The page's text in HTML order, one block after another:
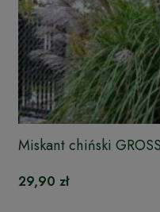
Miskant chiński
29,90 zł